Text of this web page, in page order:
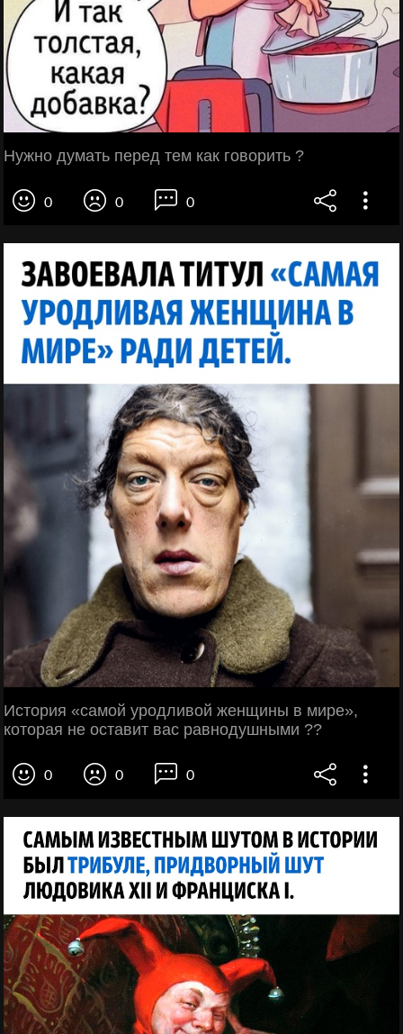
Нужно думать перед тем как говорить ?
0 0 0
История «самой уродливой женщины в мире»,
которая не оставит вас равнодушными ??
0 0 0